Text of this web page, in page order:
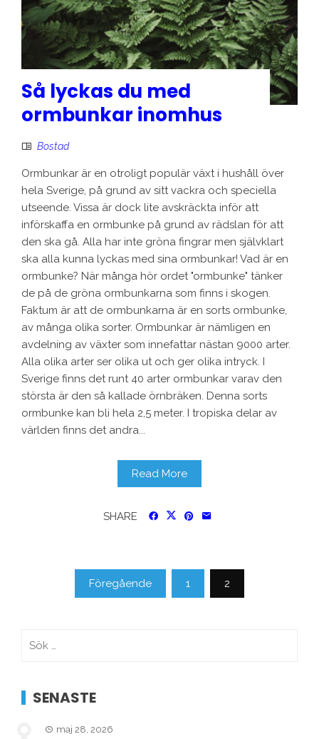
Så lyckas du med
ormbunkar inomhus
Bostad
Ormbunkar är en otroligt populär växt i hushåll över
hela Sverige, på grund av sitt vackra och speciella
utseende. Vissa är dock lite avskräckta inför att
införskaffa en ormbunke på grund av rädslan för att
den ska gå. Alla har inte gröna fingrar men självklart
ska alla kunna lyckas med sina ormbunkar! Vad är en
ormbunke? När många hör ordet "ormbunke" tänker
de på de gröna ormbunkarna som finns i skogen.
Faktum är att de ormbunkarna är en sorts ormbunke,
av många olika sorter. Ormbunkar är nämligen en
avdelning av växter som innefattar nästan 9000 arter.
Alla olika arter ser olika ut och ger olika intryck. I
Sverige finns det runt 40 arter ormbunkar varav den
största är den så kallade örnbräken. Denna sorts
ormbunke kan bli hela 2,5 meter. I tropiska delar av
världen finns det andra...
Read More
SHARE
Sidnumrering
Föregående 1 2
SENASTE
maj 28, 2026